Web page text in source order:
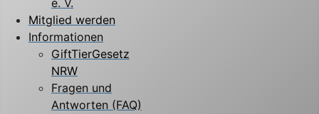
e. V.
Mitglied werden
Informationen
GiftTierGesetz
NRW
Fragen und
Antworten (FAQ)